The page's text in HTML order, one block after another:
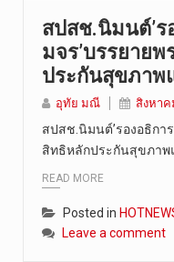
สปสช.นิมนต์’ร
มจร’บรรยาย
ประกันสุขภาพ
อุทัย มณี สิงหาค
สปสช.นิมนต์’รองอธิกา
สิทธิหลักประกันสุขภาพ
READ MORE
Posted in
Leave a comment